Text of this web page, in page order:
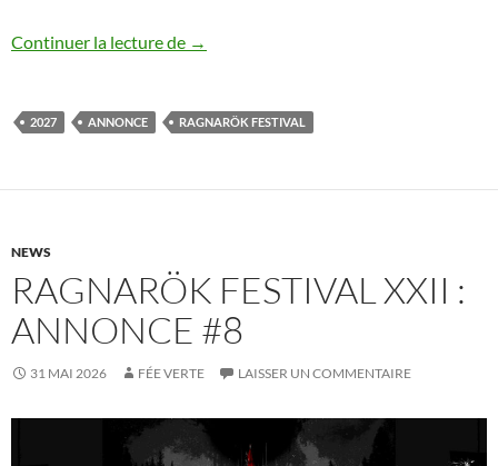
Continuer la lecture de Ragnarök Festival XXII : annonce #9
→
2027 ANNONCE RAGNARÖK FESTIVAL
NEWS
RAGNARÖK FESTIVAL XXII :
ANNONCE #8
31 MAI 2026 FÉE VERTE LAISSER UN COMMENTAIRE